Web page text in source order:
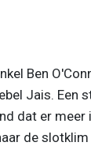
Ben
Jais. Een
dat er meer
de